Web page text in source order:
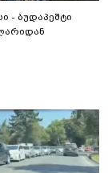
- ბუდაპეშტი